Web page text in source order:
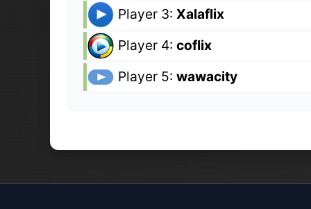
Player 3: Xalaflix
Player 4: coflix
Player 5: wawacity